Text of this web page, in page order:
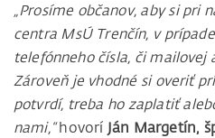
„Prosíme občanov, aby si pri
centra MsÚ Trenčín, v
telefónneho čísla, či mailovej
Zároveň je vhodné si overiť
potvrdí, treba ho zaplatiť
nami,“hovorí Ján Margetín,